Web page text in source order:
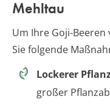
Mehltau
Um Ihre Goji-
Sie folgende
Lockerer
großer